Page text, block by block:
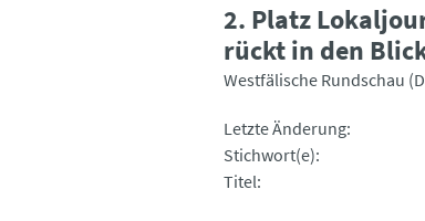
2. Platz
rückt in den
Westfälische Rundschau
Letzte Änderung
Stichwort(e)
Titel